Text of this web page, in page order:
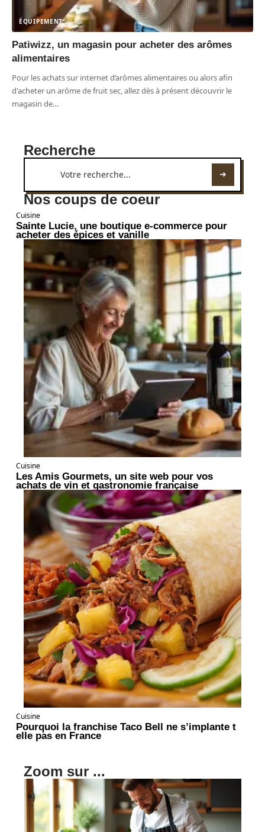
ÉQUIPEMENT
Patiwizz, un magasin pour acheter des arômes
alimentaires
Pour les achats sur internet d’arômes alimentaires ou alors afin
d'acheter un arôme de fruit sec, allez dès à présent découvrir le
magasin de…
Recherche
Nos coups de coeur
Cuisine
Sainte Lucie, une boutique e-commerce pour
acheter des épices et vanille
Cuisine
Les Amis Gourmets, un site web pour vos
achats de vin et gastronomie française
Cuisine
Pourquoi la franchise Taco Bell ne s’implante t
elle pas en France
Zoom sur ...